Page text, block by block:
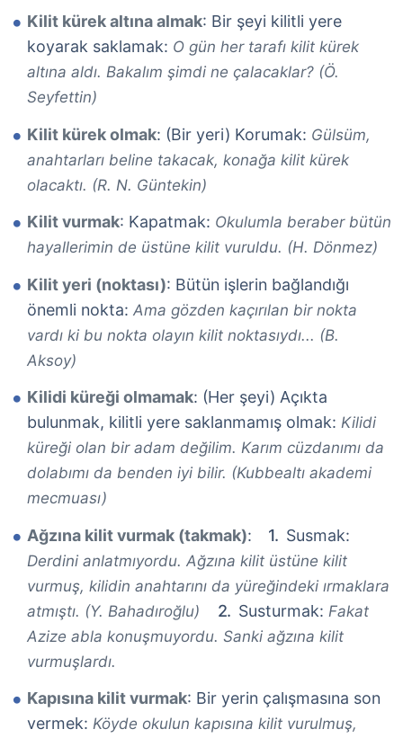
Kilit kürek altına almak: Bir şeyi kilitli yere
koyarak saklamak: O gün her tarafı kilit kürek
altına aldı. Bakalım şimdi ne çalacaklar? (Ö.
Seyfettin)
Kilit kürek olmak: (Bir yeri) Korumak: Gülsüm,
anahtarları beline takacak, konağa kilit kürek
olacaktı. (R. N. Güntekin)
Kilit vurmak: Kapatmak: Okulumla beraber bütün
hayallerimin de üstüne kilit vuruldu. (H. Dönmez)
Kilit yeri (noktası): Bütün işlerin bağlandığı
önemli nokta: Ama gözden kaçırılan bir nokta
vardı ki bu nokta olayın kilit noktasıydı... (B.
Aksoy)
Kilidi küreği olmamak: (Her şeyi) Açıkta
bulunmak, kilitli yere saklanmamış olmak: Kilidi
küreği olan bir adam değilim. Karım cüzdanımı da
dolabımı da benden iyi bilir. (Kubbealtı akademi
mecmuası)
Ağzına kilit vurmak (takmak): Susmak:
Derdini anlatmıyordu. Ağzına kilit üstüne kilit
vurmuş, kilidin anahtarını da yüreğindeki ırmaklara
atmıştı. (Y. Bahadıroğlu)
Susturmak: Fakat
Azize abla konuşmuyordu. Sanki ağzına kilit
vurmuşlardı.
Kapısına kilit vurmak: Bir yerin çalışmasına son
vermek: Köyde okulun kapısına kilit vurulmuş,